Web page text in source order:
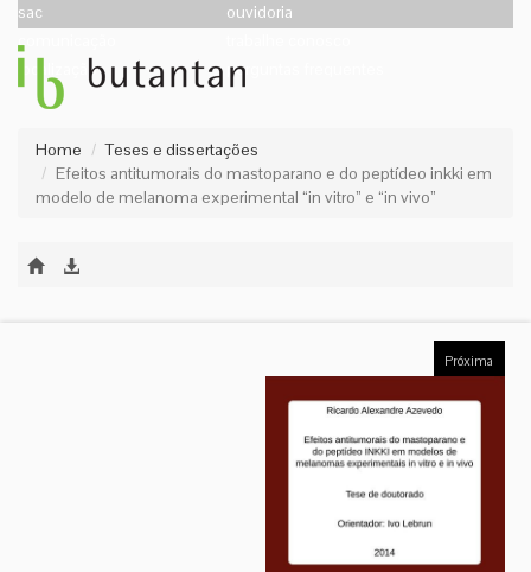
sac
ouvidoria
comunicação
localização
perguntas frequentes
Home
Teses e dissertações
Efeitos antitumorais do mastoparano e do peptídeo inkki em
modelo de melanoma experimental “in vitro” e “in vivo”
Próxima